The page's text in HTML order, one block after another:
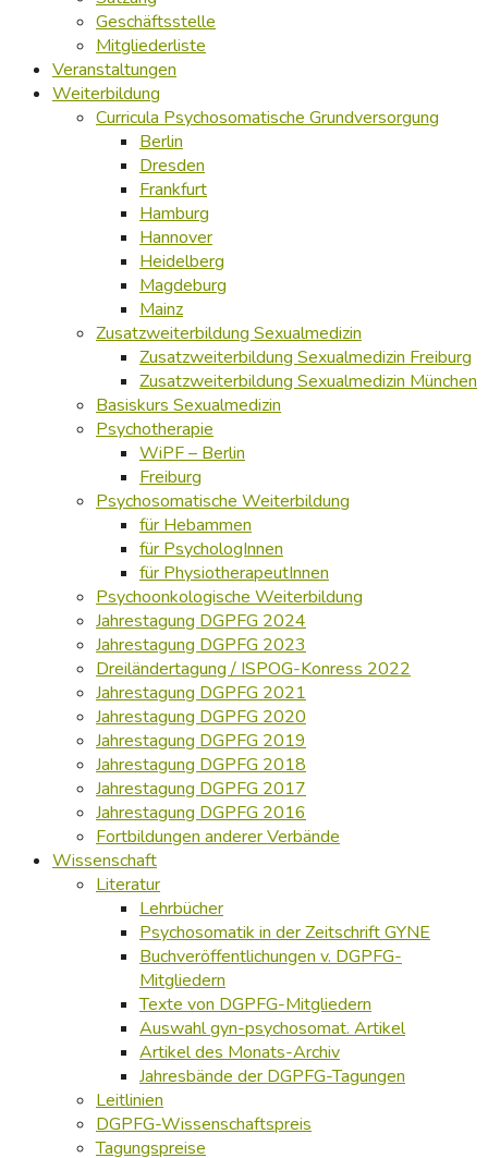
Geschäftsstelle
Mitgliederliste
Veranstaltungen
Weiterbildung
Curricula Psychosomatische Grundversorgung
Berlin
Dresden
Frankfurt
Hamburg
Hannover
Heidelberg
Magdeburg
Mainz
Zusatzweiterbildung Sexualmedizin
Zusatzweiterbildung Sexualmedizin Freiburg
Zusatzweiterbildung Sexualmedizin München
Basiskurs Sexualmedizin
Psychotherapie
WiPF – Berlin
Freiburg
Psychosomatische Weiterbildung
für Hebammen
für PsychologInnen
für PhysiotherapeutInnen
Psychoonkologische Weiterbildung
Jahrestagung DGPFG 2024
Jahrestagung DGPFG 2023
Dreiländertagung / ISPOG-Konress 2022
Jahrestagung DGPFG 2021
Jahrestagung DGPFG 2020
Jahrestagung DGPFG 2019
Jahrestagung DGPFG 2018
Jahrestagung DGPFG 2017
Jahrestagung DGPFG 2016
Fortbildungen anderer Verbände
Wissenschaft
Literatur
Lehrbücher
Psychosomatik in der Zeitschrift GYNE
Buchveröffentlichungen v. DGPFG-
Mitgliedern
Texte von DGPFG-Mitgliedern
Auswahl gyn-psychosomat. Artikel
Artikel des Monats-Archiv
Jahresbände der DGPFG-Tagungen
Leitlinien
DGPFG-Wissenschaftspreis
Tagungspreise